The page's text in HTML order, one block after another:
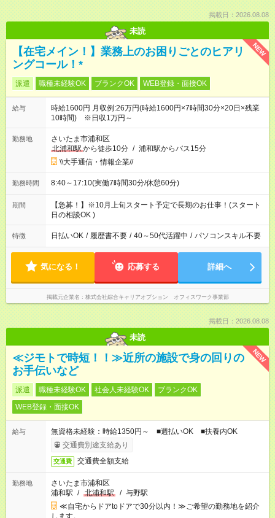
掲載日：2026.08.08
未読
NEW
【在宅メイン！】業務上のお困りごとのヒアリ
ングコール！*
派遣 職種未経験OK ブランクOK WEB登録・面接OK
給与
時給1600円 月収例:26万円(時給1600円×7時間30分×20日×残業
10時間) ※日収1万円～
勤務地
さいたま市浦和区
北浦和駅から徒歩10分 / 浦和駅からバス15分
\\大手通信・情報企業//
勤務時間 8:40～17:10(実働7時間30分/休憩60分)
期間
【急募！】※10月上旬スタート予定で長期のお仕事！(スタート
日の相談OK )
特徴 日払いOK / 履歴書不要 / 40～50代活躍中 / パソコンスキル不要
気になる！ 応募する 詳細へ
掲載元企業名 株式会社綜合キャリアオプション オフィスワーク事業部
掲載日：2026.08.08
未読
NEW
≪ジモトで時短！！≫近所の施設で身の回りの
お手伝いなど
派遣 職種未経験OK 社会人未経験OK
ブランクOK
WEB登録・面接OK
給与
無資格未経験：時給1350円～ ■週払いOK ■扶養内OK
交通費別途支給あり
交通費 交通費全額支給
勤務地
さいたま市浦和区
浦和駅 / 北浦和駅 / 与野駅
≪自宅からドアtoドアで30分以内！≫ご希望の勤務地を紹介
します。